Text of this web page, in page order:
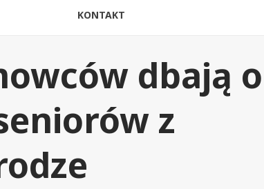
KONTAKT
dbają o
z